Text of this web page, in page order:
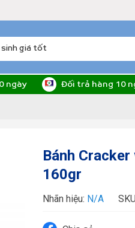
ngày Đối trả hàng 10
Bánh
160gr
Nhãn hiệu: N/A